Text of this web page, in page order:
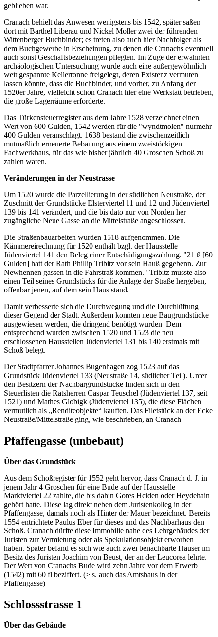
geblieben war.
Cranach behielt das Anwesen wenigstens bis 1542, später saßen
dort mit Barthel Liberau und Nickel Moller zwei der führenden
Wittenberger Buchbinder; es treten also auch hier Nachfolger als
dem Buchgewerbe in Erscheinung, zu denen die Cranachs eventuell
auch sonst Geschäftsbeziehungen pflegten. Im Zuge der erwähnten
archäologischen Untersuchung wurde auch eine außergewöhnlich
weit gespannte Kellertonne freigelegt, deren Existenz vermuten
lassen könnte, dass die Buchbinder, und vorher, zu Anfang der
1520er Jahre, vielleicht schon Cranach hier eine Werkstatt betrieben,
die große Lagerräume erforderte.
Das Türkensteuerregister aus dem Jahre 1528 verzeichnet einen
Wert von 600 Gulden, 1542 werden für die "wyndtmolen" nurmehr
400 Gulden veranschlagt. 1638 bestand die zwischenzeitlich
mutmaßlich erneuerte Bebauung aus einem zweistöckigen
Fachwerkhaus, für das wie bisher jährlich 40 Groschen Schoß zu
zahlen waren.
Veränderungen in der Neustrasse
Um 1520 wurde die Parzellierung in der südlichen Neustraße, der
Zuschnitt der Grundstücke Elsterviertel 11 und 12 und Jüdenviertel
139 bis 141 verändert, und die bis dato nur von Norden her
zugängliche Neue Gasse an die Mittelstraße angeschlossen.
Die Straßenbauarbeiten wurden 1518 aufgenommen. Die
Kämmereirechnung für 1520 enthält bzgl. der Hausstelle
Jüdenviertel 141 den Beleg einer Entschädigungszahlung. "21 ß [60
Gulden] hatt der Rath Phillip Tribitz vor sein Hauß gegebenn. Zur
Newhennen gassen in die Fahrstraß kommen." Tribitz musste also
einen Teil seines Grundstücks für die Anlage der Straße hergeben,
offenbar jenen, auf dem sein Haus stand.
Damit verbesserte sich die Durchwegung und die Durchlüftung
dieser Gegend der Stadt. Außerdem konnten neue Baugrundstücke
ausgewiesen werden, die dringend benötigt wurden. Dem
entsprechend wurden zwischen 1520 und 1523 die neu
erschlossenen Hausstellen Jüdenviertel 131 bis 140 erstmals mit
Schoß belegt.
Der Stadtpfarrer Johannes Bugenhagen zog 1523 auf das
Grundstück Jüdenviertel 133 (Neustraße 14, südlicher Teil). Unter
den Besitzern der Nachbargrundstücke finden sich in den
Steuerlisten die Ratsherren Caspar Teuschel (Jüdenviertel 137, seit
1521) und Mathes Globigk (Jüdenviertel 135), die diese Flächen
vermutlich als „Renditeobjekte“ kauften. Das Filetstück an der Ecke
Neustraße/Mittelstraße ging, wie beschrieben, an Cranach.
Pfaffengasse (unbebaut)
Über das Grundstück
Aus dem Schoßregister für 1552 geht hervor, dass Cranach d. J. in
jenem Jahr 4 Groschen für eine Bude auf der Hausstelle
Marktviertel 22 zahlte, die bis dahin Gores Heiden oder Heydehain
gehört hatte. Diese lag direkt neben dem Juristenkolleg in der
Pfaffengasse, damals noch als Hinter der Mauer bezeichnet. Bereits
1554 entrichtete Paulus Eber für dieses und das Nachbarhaus den
Schoß. Cranach dürfte diese Immobilie nahe des Lehrgebäudes der
Juristen zur Vermietung oder als Spekulationsobjekt erworben
haben. Später befand es sich wie auch zwei benachbarte Häuser im
Besitz des Juristen Joachim von Beust, der an der Leucorea lehrte.
Der Wert von Cranachs Bude wird zehn Jahre vor dem Erwerb
(1542) mit 60 fl beziffert. (> s. auch das Amtshaus in der
Pfaffengasse)
Schlossstrasse 1
Über das Gebäude